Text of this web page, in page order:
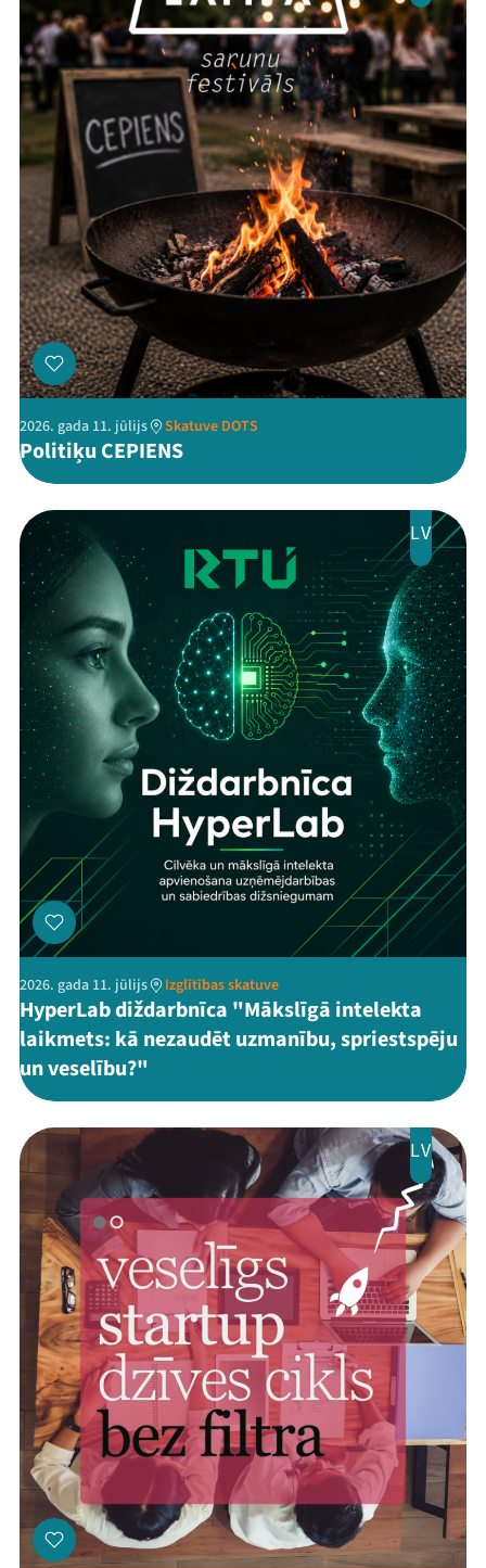
Festivāls
Programma
Arhīvs
Viņi bija LAMPĀ 2026
Jaunumi
Ziedo
Kontakti
ThreadsFacebookYoutube
X Instagram
Flick TikTok
2026. gada 11. jūlijs Skatuve DOTS
Politiķu CEPIENS
LV
2026. gada 11. jūlijs Izglītības skatuve
HyperLab diždarbnīca "Mākslīgā intelekta
laikmets: kā nezaudēt uzmanību, spriestspēju
un veselību?"
LV